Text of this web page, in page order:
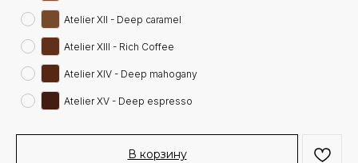
Atelier XII - Deep caramel
Atelier XIII - Rich Coffee
Atelier XIV - Deep mahogany
Atelier XV - Deep espresso
В корзину